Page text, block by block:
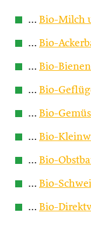
… Bio-Milch
… Bio-
… Bio-
… Bio-
… Bio-
… Bio-
… Bio-
… Bio-
… Bio-